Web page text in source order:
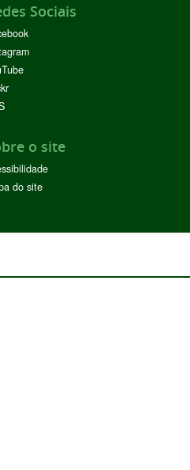
Sociais
o site
do site